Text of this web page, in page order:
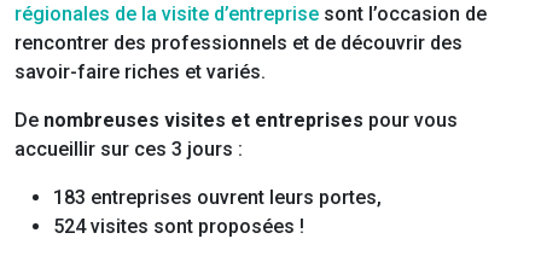
régionales de la visite d’entreprise sont l’occasion de
rencontrer des professionnels et de découvrir des
savoir-faire riches et variés.
De nombreuses visites et entreprises pour vous
accueillir sur ces 3 jours :
183 entreprises ouvrent leurs portes,
524 visites sont proposées !